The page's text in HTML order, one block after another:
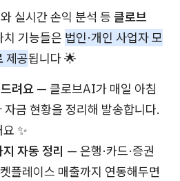
실시간 손익 분석 등 클로브
치 기능들은 법인·개인 사업자 모
제공됩니다 🌟
려요 — 클로브AI가 매일 아침
자금 현황을 정리해 발송합니다.
✨
자동 정리 — 은행·카드·증권
플레이스 매출까지 연동해두면